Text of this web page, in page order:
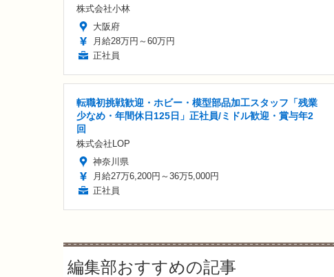
株式会社小林
大阪府
月給28万円～60万円
正社員
転職初挑戦歓迎・ホビー・模型部品加工スタッフ「残業
少なめ・年間休日125日」正社員/ミドル歓迎・賞与年2
回
株式会社LOP
神奈川県
月給27万6,200円～36万5,000円
正社員
編集部おすすめの記事